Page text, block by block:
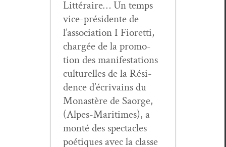
Lit­téraire… Un temps
vice-prési­dente de
l’association I Fioret­ti,
chargée de la pro­mo­
tion des man­i­fes­ta­tions
cul­turelles de la Rési­
dence d’écrivains du
Monastère de Saorge,
(Alpes-Mar­itimes), a
mon­té des spec­ta­cles
poé­tiques avec la classe